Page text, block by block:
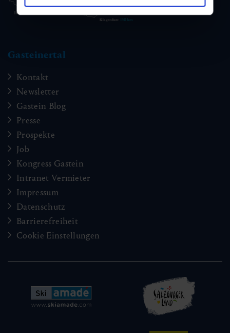
Gasteinertal
Kontakt
Newsletter
Gastein Blog
Presse
Prospekte
Job
Kongress Gastein
Intranet Vermieter
Impressum
Datenschutz
Barrierefreiheit
Cookie Einstellungen